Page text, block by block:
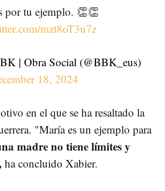
por tu ejemplo. 👏👏
mzt8oT3u7z
| Obra Social (@BBK_eus)
18, 2024
en el que se ha resaltado la
"María es un ejemplo para
madre no tiene límites y
ha concluido Xabier.